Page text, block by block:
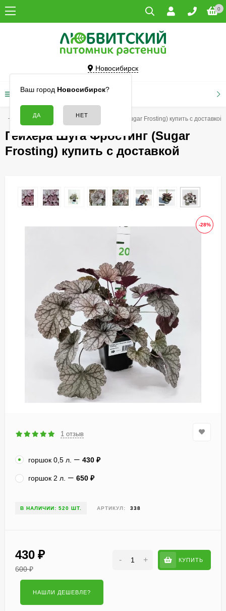
0
Новосибирск
Ваш город Новосибирск?
КАТАЛОГ ТОВАРОВ
Гейхеры Гейхера Шуга Фростинг (Sugar Frosting) купить с доставкой
Гейхера Шуга Фростинг (Sugar
Frosting) купить с доставкой
-28%
1 отзыв
горшок 0,5 л. 430 ₽
горшок 2 л. 650 ₽
В НАЛИЧИИ: 520 ШТ. АРТИКУЛ: 338
430 ₽
600 ₽
- + КУПИТЬ